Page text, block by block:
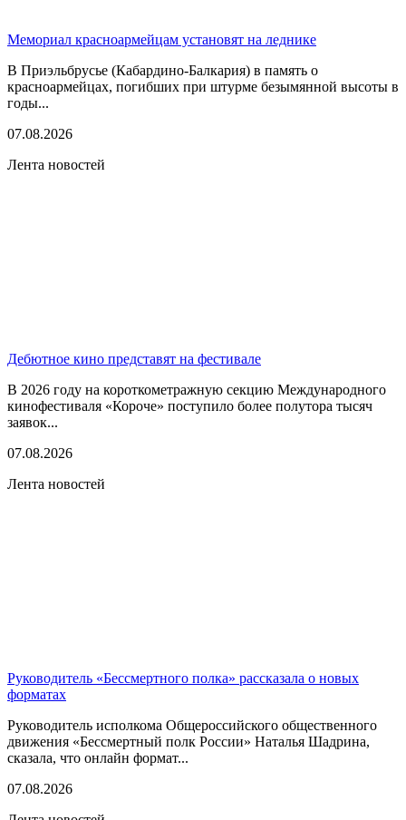
Мемориал красноармейцам установят на леднике
В Приэльбрусье (Кабардино-Балкария) в память о
красноармейцах, погибших при штурме безымянной высоты в
годы...
07.08.2026
Лента новостей
Дебютное кино представят на фестивале
В 2026 году на короткометражную секцию Международного
кинофестиваля «Короче» поступило более полутора тысяч
заявок...
07.08.2026
Лента новостей
Руководитель «Бессмертного полка» рассказала о новых
форматах
Руководитель исполкома Общероссийского общественного
движения «Бессмертный полк России» Наталья Шадрина,
сказала, что онлайн формат...
07.08.2026